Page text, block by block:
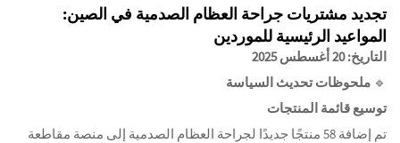
تجديد مشتريات جراحة العظام الصدمية في الصين:
المواعيد الرئيسية للموردين
التاريخ: 20 أغسطس 2025
🔹 ملحوظات تحديث السياسة
توسيع قائمة المنتجات
تم إضافة 58 منتجًا جديدًا لجراحة العظام الصدمية إلى منصة مقاطعة